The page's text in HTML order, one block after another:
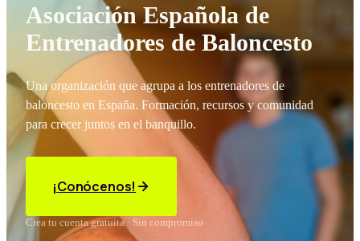
Asociación Española de
Entrenadores de Baloncesto
Una organización que agrupa a los entrenadores de
baloncesto en España. Formación, recursos y comunidad
para crecer juntos en el banquillo.
¡Conócenos!
Crea tu cuenta gratuita · Sin compromiso